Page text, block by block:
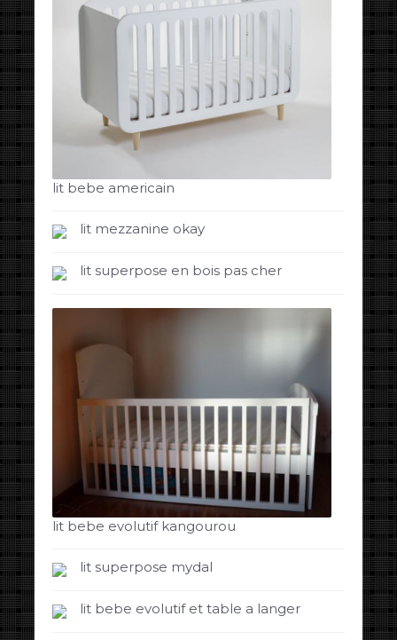
lit bebe americain
lit mezzanine okay
lit superpose en bois pas cher
lit bebe evolutif kangourou
lit superpose mydal
lit bebe evolutif et table a langer